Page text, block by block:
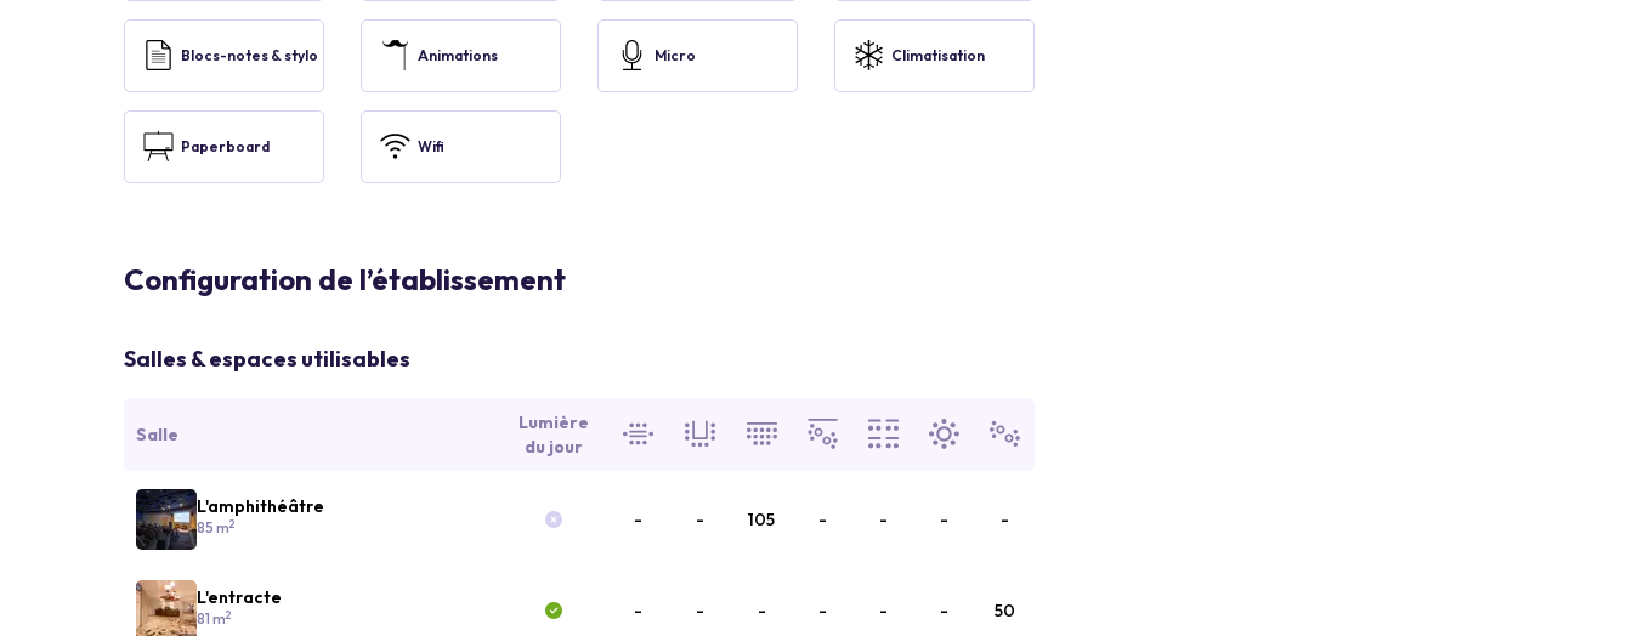
Blocs-notes & stylo Animations Micro Climatisation
Paperboard Wifi
Configuration de l’établissement
Salles & espaces utilisables
Salle
Lumière
du jour
L'amphithéâtre
85 m2 - - 105 - - - -
L'entracte
81 m2 - - - - - - 50